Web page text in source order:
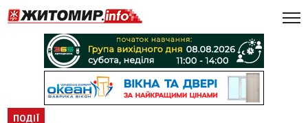
ПОДІЇ